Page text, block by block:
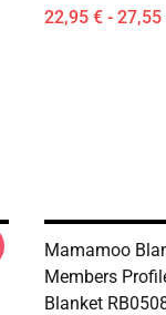
22,95 € - 27,55
Mamamoo
Members
Blanket